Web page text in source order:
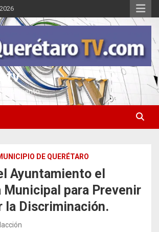
DE QUERÉTARO
Ayuntamiento el
Municipal para Prevenir
la Discriminación.